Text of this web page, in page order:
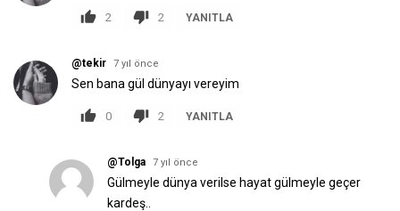
2 2 YANITLA
@tekir 7 yıl önce
Sen bana gül dünyayı vereyim
0 2 YANITLA
@Tolga 7 yıl önce
Gülmeyle dünya verilse hayat gülmeyle geçer
kardeş..